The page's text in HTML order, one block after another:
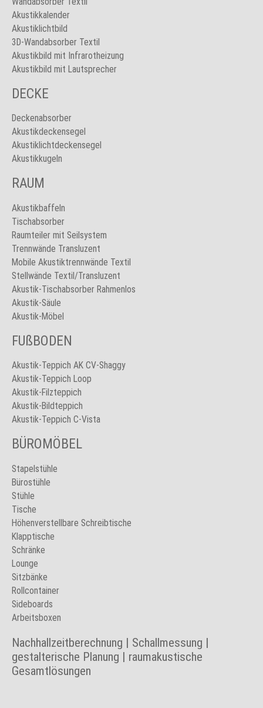
Akustikkalender
Akustiklichtbild
3D-Wandabsorber Textil
Akustikbild mit Infrarotheizung
Akustikbild mit Lautsprecher
DECKE
Deckenabsorber
Akustikdeckensegel
Akustiklichtdeckensegel
Akustikkugeln
RAUM
Akustikbaffeln
Tischabsorber
Raumteiler mit Seilsystem
Trennwände Transluzent
Mobile Akustiktrennwände Textil
Stellwände Textil/Transluzent
Akustik-Tischabsorber Rahmenlos
Akustik-Säule
Akustik-Möbel
FUßBODEN
Akustik-Teppich AK CV-Shaggy
Akustik-Teppich Loop
Akustik-Filzteppich
Akustik-Bildteppich
Akustik-Teppich C-Vista
BÜROMÖBEL
Stapelstühle
Bürostühle
Stühle
Tische
Höhenverstellbare Schreibtische
Klapptische
Schränke
Lounge
Sitzbänke
Rollcontainer
Sideboards
Arbeitsboxen
Nachhallzeitberechnung | Schallmessung |
gestalterische Planung | raumakustische
Gesamtlösungen